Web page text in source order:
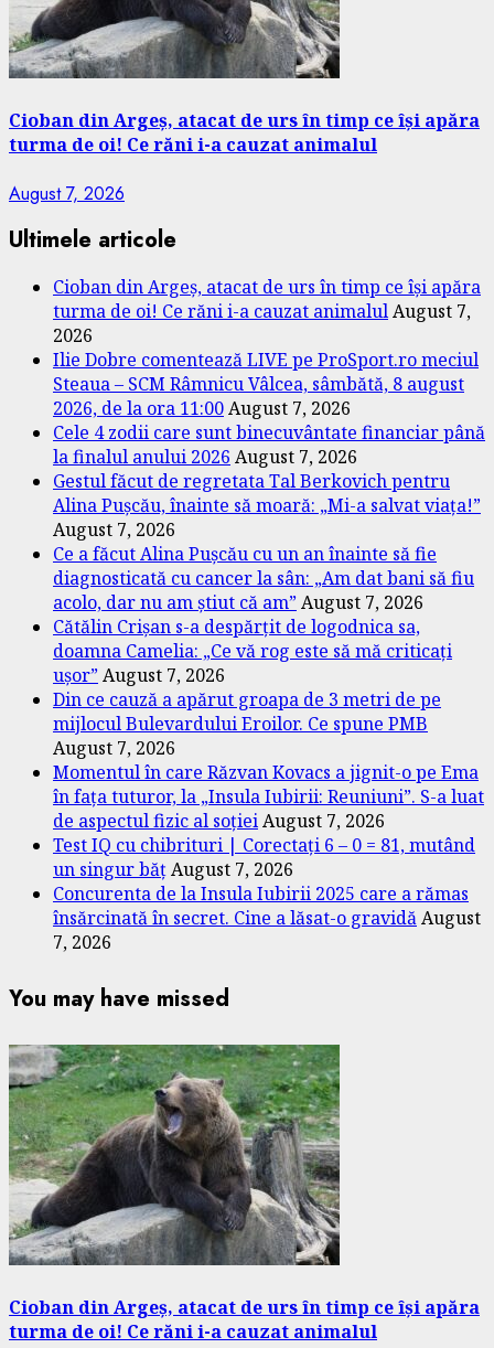
Cioban din Argeș, atacat de urs în timp ce își apăra
turma de oi! Ce răni i-a cauzat animalul
August 7, 2026
Ultimele articole
Cioban din Argeș, atacat de urs în timp ce își apăra
turma de oi! Ce răni i-a cauzat animalulAugust 7,
2026
Ilie Dobre comentează LIVE pe ProSport.ro meciul
Steaua – SCM Râmnicu Vâlcea, sâmbătă, 8 august
2026, de la ora 11:00August 7, 2026
Cele 4 zodii care sunt binecuvântate financiar până
la finalul anului 2026 August 7, 2026
Gestul făcut de regretata Tal Berkovich pentru
Alina Pușcău, înainte să moară: „Mi-a salvat viața!”
August 7, 2026
Ce a făcut Alina Pușcău cu un an înainte să fie
diagnosticată cu cancer la sân: „Am dat bani să fiu
acolo, dar nu am știut că am”August 7, 2026
Cătălin Crișan s-a despărțit de logodnica sa,
doamna Camelia: „Ce vă rog este să mă criticați
ușor”August 7, 2026
Din ce cauză a apărut groapa de 3 metri de pe
mijlocul Bulevardului Eroilor. Ce spune PMB
August 7, 2026
Momentul în care Răzvan Kovacs a jignit-o pe Ema
în fața tuturor, la „Insula Iubirii: Reuniuni”. S-a luat
de aspectul fizic al soțieiAugust 7, 2026
Test IQ cu chibrituri | Corectați 6 – 0 = 81, mutând
un singur bățAugust 7, 2026
Concurenta de la Insula Iubirii 2025 care a rămas
însărcinată în secret. Cine a lăsat-o gravidăAugust
7, 2026
You may have missed
Cioban din Argeș, atacat de urs în timp ce își apăra
turma de oi! Ce răni i-a cauzat animalul